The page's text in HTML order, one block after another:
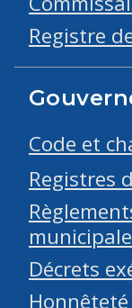
Registre
Code et
Registres
Décrets